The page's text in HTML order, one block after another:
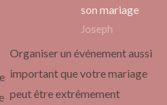
son mariage
Joseph
Organiser un événement aussi
important que votre mariage
peut être extrêmement